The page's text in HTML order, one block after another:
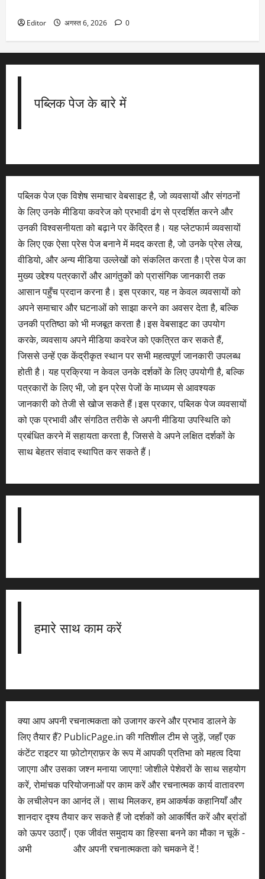
Editor अगस्त 6, 2026 0
पब्लिक पेज के बारे में
पब्लिक पेज एक विशेष समाचार वेबसाइट है, जो व्यवसायों और संगठनों
के लिए उनके मीडिया कवरेज को प्रभावी ढंग से प्रदर्शित करने और
उनकी विश्वसनीयता को बढ़ाने पर केंद्रित है। यह प्लेटफार्म व्यवसायों
के लिए एक ऐसा प्रेस पेज बनाने में मदद करता है, जो उनके प्रेस लेख,
वीडियो, और अन्य मीडिया उल्लेखों को संकलित करता है।प्रेस पेज का
मुख्य उद्देश्य पत्रकारों और आगंतुकों को प्रासंगिक जानकारी तक
आसान पहुँच प्रदान करना है। इस प्रकार, यह न केवल व्यवसायों को
अपने समाचार और घटनाओं को साझा करने का अवसर देता है, बल्कि
उनकी प्रतिष्ठा को भी मजबूत करता है।इस वेबसाइट का उपयोग
करके, व्यवसाय अपने मीडिया कवरेज को एकत्रित कर सकते हैं,
जिससे उन्हें एक केंद्रीकृत स्थान पर सभी महत्वपूर्ण जानकारी उपलब्ध
होती है। यह प्रक्रिया न केवल उनके दर्शकों के लिए उपयोगी है, बल्कि
पत्रकारों के लिए भी, जो इन प्रेस पेजों के माध्यम से आवश्यक
जानकारी को तेजी से खोज सकते हैं।इस प्रकार, पब्लिक पेज व्यवसायों
को एक प्रभावी और संगठित तरीके से अपनी मीडिया उपस्थिति को
प्रबंधित करने में सहायता करता है, जिससे वे अपने लक्षित दर्शकों के
साथ बेहतर संवाद स्थापित कर सकते हैं।
हमारे साथ काम करें
क्या आप अपनी रचनात्मकता को उजागर करने और प्रभाव डालने के
लिए तैयार हैं? PublicPage.in की गतिशील टीम से जुड़ें, जहाँ एक
कंटेंट राइटर या फ़ोटोग्राफ़र के रूप में आपकी प्रतिभा को महत्व दिया
जाएगा और उसका जश्न मनाया जाएगा! जोशीले पेशेवरों के साथ सहयोग
करें, रोमांचक परियोजनाओं पर काम करें और रचनात्मक कार्य वातावरण
के लचीलेपन का आनंद लें। साथ मिलकर, हम आकर्षक कहानियाँ और
शानदार दृश्य तैयार कर सकते हैं जो दर्शकों को आकर्षित करें और ब्रांडों
को ऊपर उठाएँ। एक जीवंत समुदाय का हिस्सा बनने का मौका न चूकें -
अभी
और अपनी रचनात्मकता को चमकने दें !